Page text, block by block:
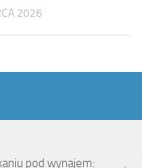
2026
pod wynajem: